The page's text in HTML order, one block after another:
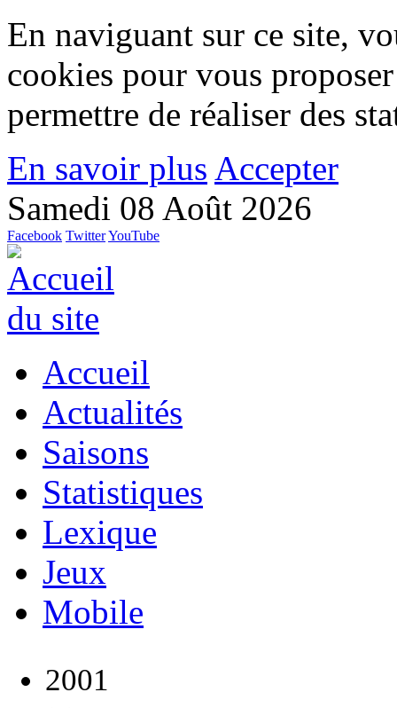
En naviguant sur ce site,
cookies pour vous
permettre de réaliser des
En savoir plus Accepter
Samedi 08 Août 2026
Facebook TwitterYouTube
Accueil
Actualités
Saisons
Statistiques
Lexique
Jeux
Mobile
2001